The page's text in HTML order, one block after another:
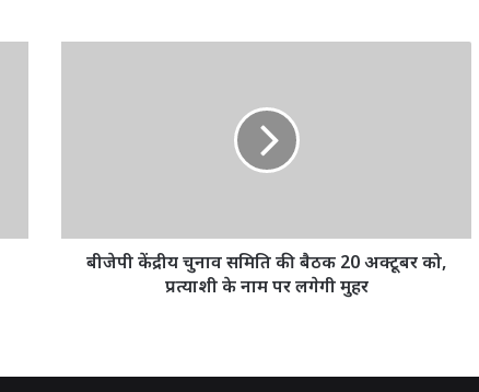
को,
प्रत्याशी
मुहर
बीजेपी केंद्रीय चुनाव समिति की बैठक 20 अक्टूबर को,
प्रत्याशी के नाम पर लगेगी मुहर